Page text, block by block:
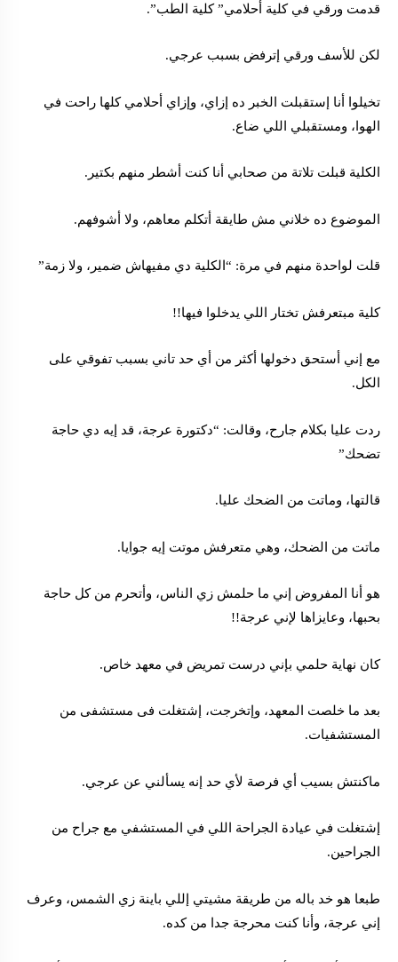
قدمت ورقي في كلية أحلامي” كلية الطب”.
لكن للأسف ورقي إترفض بسبب عرجي.
تخيلوا أنا إستقبلت الخبر ده إزاي، وإزاي أحلامي كلها راحت في
الهوا، ومستقبلي اللي ضاع.
الكلية قبلت تلاتة من صحابي أنا كنت أشطر منهم بكتير.
الموضوع ده خلاني مش طايقة أتكلم معاهم، ولا أشوفهم.
قلت لواحدة منهم في مرة: “الكلية دي مفيهاش ضمير، ولا زمة”
كلية مبتعرفش تختار اللي يدخلوا فيها!!
مع إني أستحق دخولها أكثر من أي حد تاني بسبب تفوقي على
الكل.
ردت عليا بكلام جارح، وقالت: “دكتورة عرجة، قد إيه دي حاجة
تضحك”
قالتها، وماتت من الضحك عليا.
ماتت من الضحك، وهي متعرفش موتت إيه جوايا.
هو أنا المفروض إني ما حلمش زي الناس، وأتحرم من كل حاجة
بحبها، وعايزاها لإني عرجة!!
كان نهاية حلمي بإني درست تمريض في معهد خاص.
بعد ما خلصت المعهد، وإتخرجت، إشتغلت فى مستشفى من
المستشفيات.
ماكنتش بسيب أي فرصة لأي حد إنه يسألني عن عرجي.
إشتغلت في عيادة الجراحة اللي في المستشفي مع جراح من
الجراحين.
طبعا هو خد باله من طريقة مشيتي إللي باينة زي الشمس، وعرف
إني عرجة، وأنا كنت محرجة جدا من كده.